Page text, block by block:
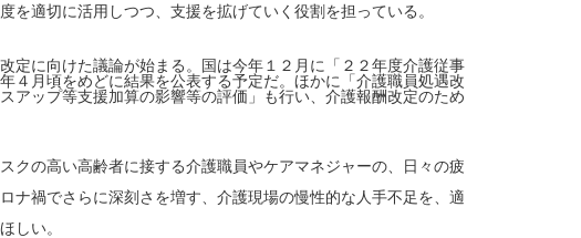
を適切に活用しつつ、支援を拡げていく役割を担っている。
定に向けた議論が始まる。国は今年１２月に「２２年度介護従事
４月頃をめどに結果を公表する予定だ。ほかに「介護職員処遇改
アップ等支援加算の影響等の評価」も行い、介護報酬改定のため
クの高い高齢者に接する介護職員やケアマネジャーの、日々の疲
ナ禍でさらに深刻さを増す、介護現場の慢性的な人手不足を、適
しい。